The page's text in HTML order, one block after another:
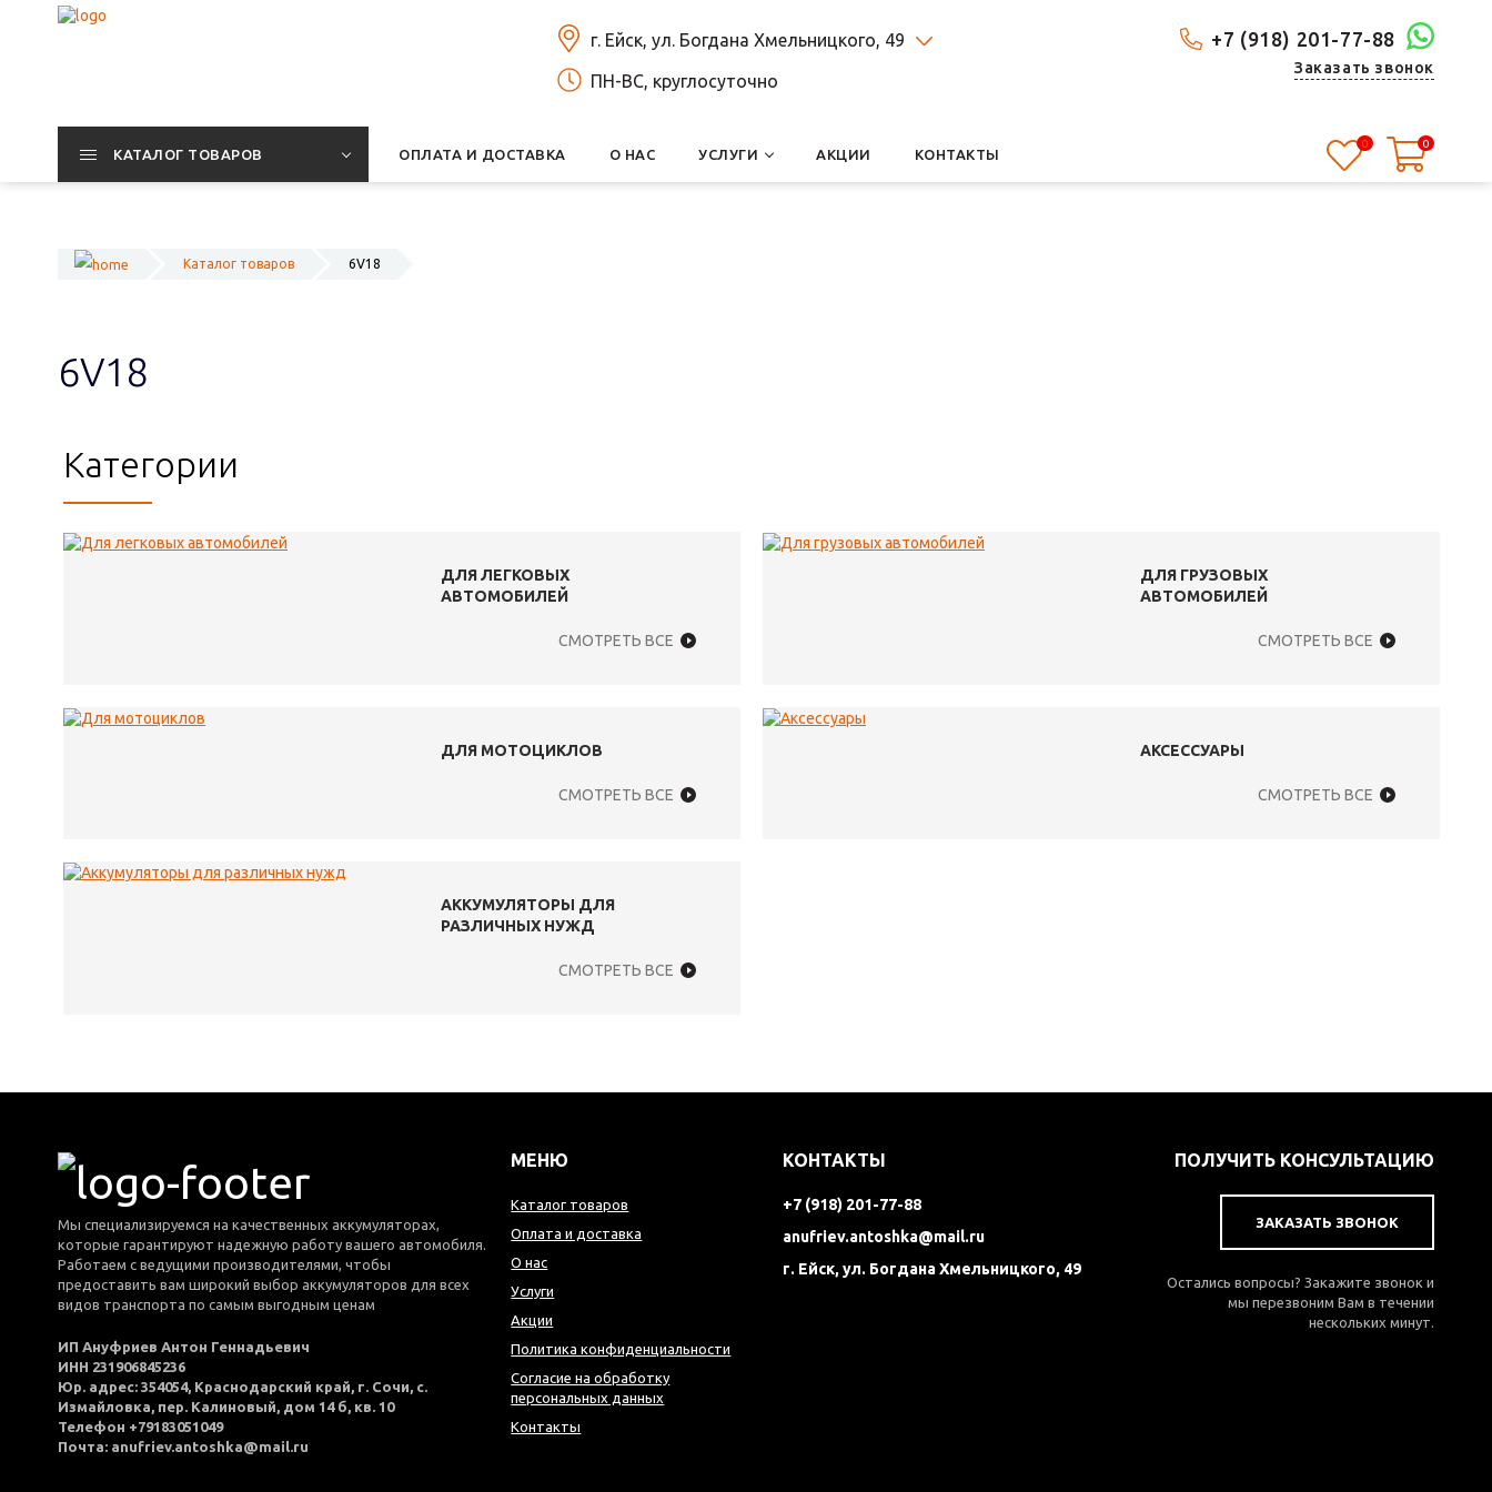
+7 (918) 201-77-88
Заказать звонок
г. Ейск, ул. Богдана Хмельницкого, 49
ПН-ВС, круглосуточно
КАТАЛОГ ТОВАРОВ ОПЛАТА И ДОСТАВКА О НАС УСЛУГИ АКЦИИ КОНТАКТЫ
0 0
Каталог товаров 6V18
6V18
Категории
ДЛЯ ЛЕГКОВЫХ
АВТОМОБИЛЕЙ
СМОТРЕТЬ ВСЕ
ДЛЯ ГРУЗОВЫХ
АВТОМОБИЛЕЙ
СМОТРЕТЬ ВСЕ
ДЛЯ МОТОЦИКЛОВ
СМОТРЕТЬ ВСЕ
АКСЕССУАРЫ
СМОТРЕТЬ ВСЕ
АККУМУЛЯТОРЫ ДЛЯ
РАЗЛИЧНЫХ НУЖД
СМОТРЕТЬ ВСЕ
Мы специализируемся на качественных аккумуляторах,
которые гарантируют надежную работу вашего автомобиля.
Работаем с ведущими производителями, чтобы
предоставить вам широкий выбор аккумуляторов для всех
видов транспорта по самым выгодным ценам
ИП Ануфриев Антон Геннадьевич
ИНН 231906845236
Юр. адрес: 354054, Краснодарский край, г. Сочи, с.
Измайловка, пер. Калиновый, дом 14 б, кв. 10
Телефон +79183051049
Почта: anufriev.antoshka@mail.ru
МЕНЮ
Каталог товаров
Оплата и доставка
О нас
Услуги
Акции
Политика конфиденциальности
Согласие на обработку
персональных данных
Контакты
КОНТАКТЫ
+7 (918) 201-77-88
anufriev.antoshka@mail.ru
г. Ейск, ул. Богдана Хмельницкого, 49
ПОЛУЧИТЬ КОНСУЛЬТАЦИЮ
ЗАКАЗАТЬ ЗВОНОК
Остались вопросы? Закажите звонок и
мы перезвоним Вам в течении
нескольких минут.